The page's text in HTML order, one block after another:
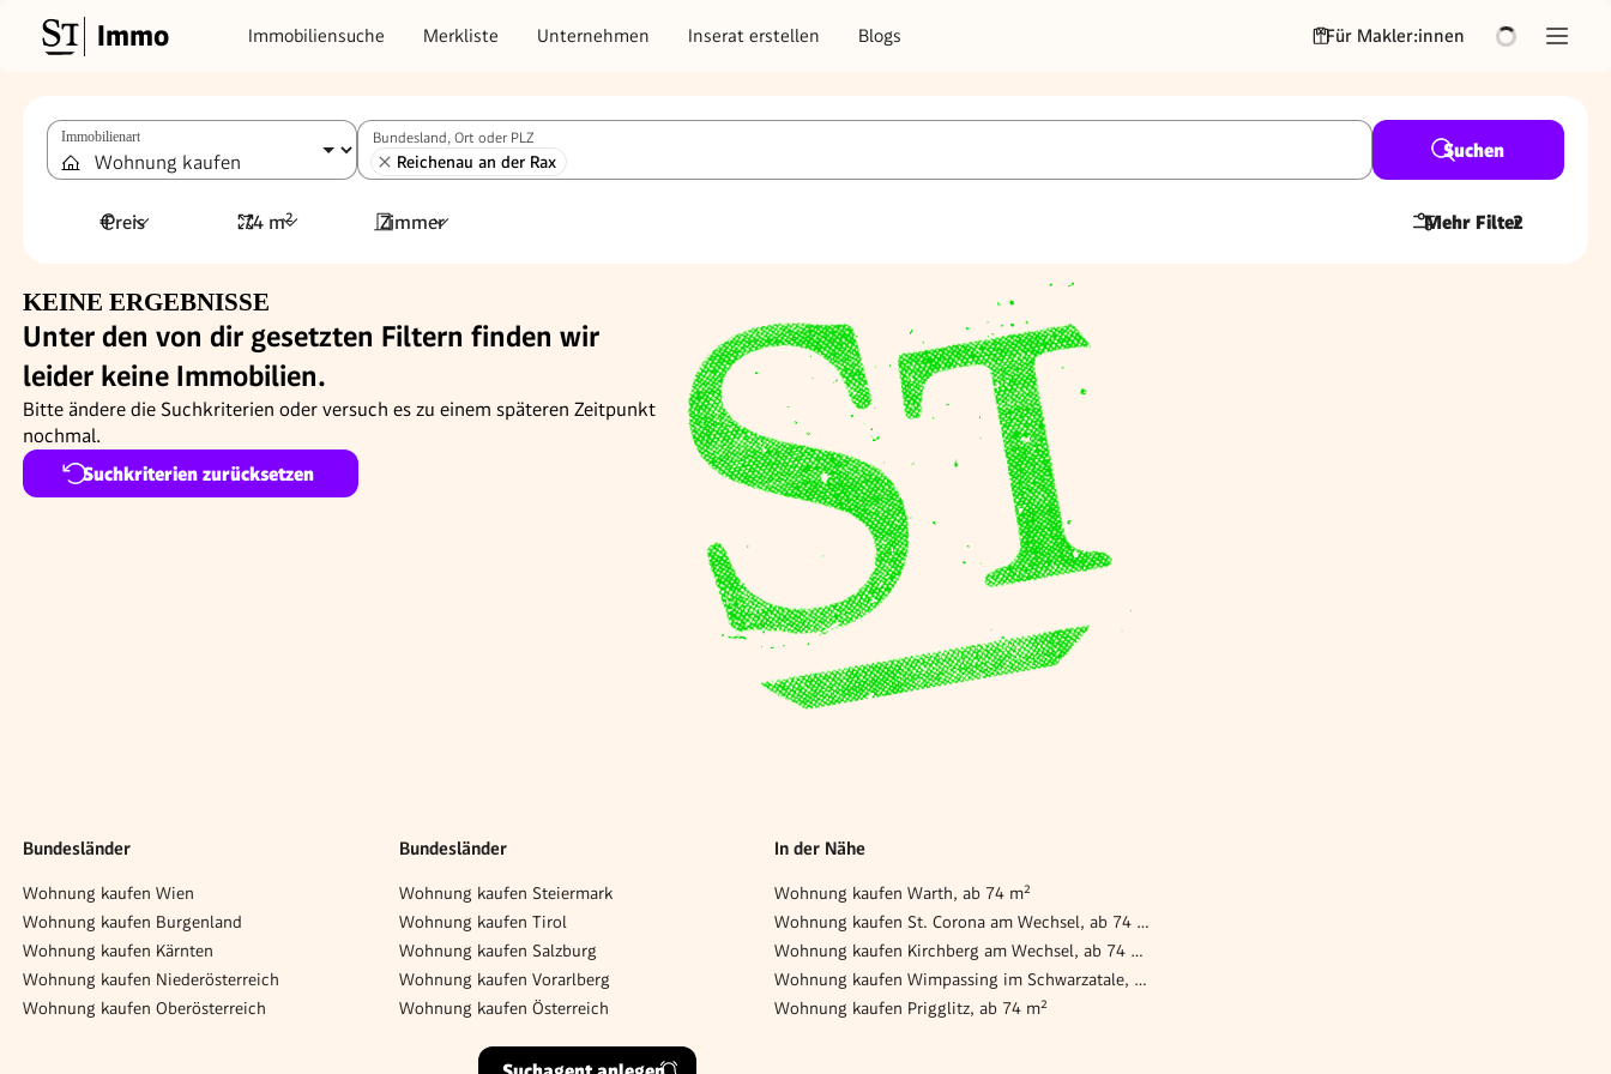
Immo Immobiliensuche Merkliste Unternehmen Inserat erstellen Blogs Für Makler:innen
Immobilienart Bundesland, Ort oder PLZ
Reichenau an der Rax
Suchen
Preis 74 m² Zimmer Mehr Filter
2
KEINE ERGEBNISSE
Unter den von dir gesetzten Filtern finden wir
leider keine Immobilien.
Bitte ändere die Suchkriterien oder versuch es zu einem späteren Zeitpunkt
nochmal.
Suchkriterien zurücksetzen
Bundesländer
Wohnung kaufen Wien
Wohnung kaufen Burgenland
Wohnung kaufen Kärnten
Wohnung kaufen Niederösterreich
Wohnung kaufen Oberösterreich
Bundesländer
Wohnung kaufen Steiermark
Wohnung kaufen Tirol
Wohnung kaufen Salzburg
Wohnung kaufen Vorarlberg
Wohnung kaufen Österreich
In der Nähe
Wohnung kaufen Warth, ab 74 m²
Wohnung kaufen St. Corona am Wechsel, ab 74 m²
Wohnung kaufen Kirchberg am Wechsel, ab 74 m²
Wohnung kaufen Wimpassing im Schwarzatale, ab 74 m²
Wohnung kaufen Prigglitz, ab 74 m²